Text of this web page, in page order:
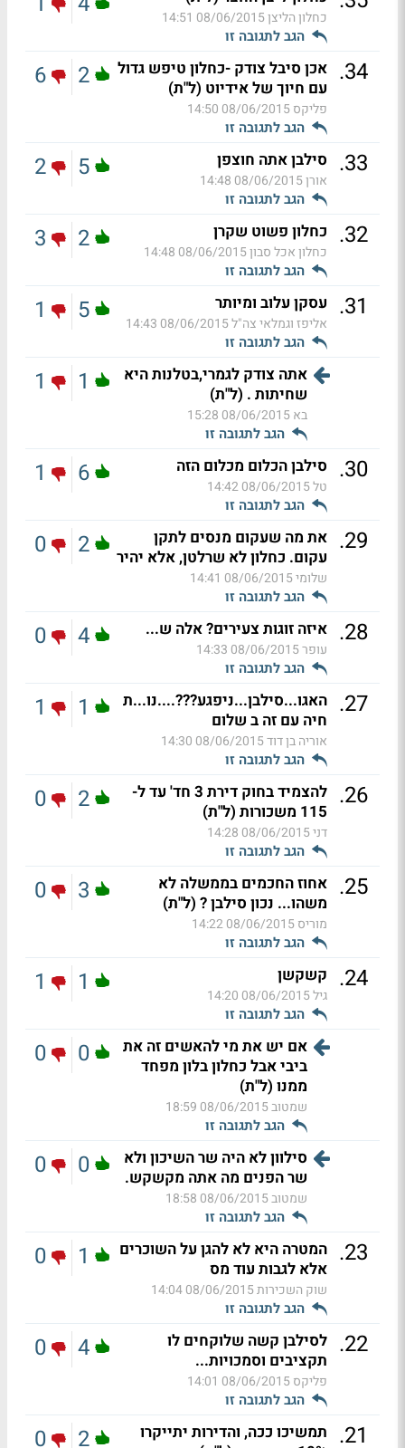
כחלון הליצן08/06/2015 14:51
הגב לתגובה זו
34
. אכן סיבל צודק -כחלון טיפש גדול
עם חיוך של אידיוט (ל"ת)
פליקס08/06/2015 14:50
הגב לתגובה זו
2
6
33
. סילבן אתה חוצפן
אורן08/06/2015 14:48
הגב לתגובה זו
5
2
32
. כחלון פשוט שקרן
כחלון אכל סבון08/06/2015 14:48
הגב לתגובה זו
2
3
31
. עסקן עלוב ומיותר
אליפז וגמלאי צה"ל08/06/2015 14:43
הגב לתגובה זו
5
1
אתה צודק לגמרי,בטלנות היא
שחיתות . (ל"ת)
בא08/06/2015 15:28
הגב לתגובה זו
1
1
30
. סילבן הכלום מכלום הזה
טל08/06/2015 14:42
הגב לתגובה זו
6
1
29
. את מה שעקום מנסים לתקן
עקום. כחלון לא שרלטן, אלא יהיר
שלומי08/06/2015 14:41
הגב לתגובה זו
2
0
28
. איזה זוגות צעירים? אלה ש...
עופר08/06/2015 14:33
הגב לתגובה זו
4
0
27
. האגו...סילבן...ניפגע???....נו...ת
חיה עם זה ב שלום
אוריה בן דוד08/06/2015 14:30
הגב לתגובה זו
1
1
26
.
להצמיד בחוק דירת 3 חד' עד ל-
115 משכורות (ל"ת)
דני08/06/2015 14:28
הגב לתגובה זו
2
0
25
. אחוז החכמים בממשלה לא
משהו... נכון סילבן ? (ל"ת)
מוריס08/06/2015 14:22
הגב לתגובה זו
3
0
24
. קשקשן
גיל08/06/2015 14:20
הגב לתגובה זו
1
1
אם יש את מי להאשים זה את
ביבי אבל כחלון בלון מפחד
ממנו (ל"ת)
שמטוב08/06/2015 18:59
הגב לתגובה זו
0
0
סילוון לא היה שר השיכון ולא
שר הפנים מה אתה מקשקש.
שמטוב08/06/2015 18:58
הגב לתגובה זו
0
0
23
. המטרה היא לא להגן על השוכרים
אלא לגבות עוד מס
שוק השכירות08/06/2015 14:04
הגב לתגובה זו
1
0
22
. לסילבן קשה שלוקחים לו
תקציבים וסמכויות...
פליקס08/06/2015 14:01
הגב לתגובה זו
4
0
21
. תמשיכו ככה, והדירות יתייקרו
2
0